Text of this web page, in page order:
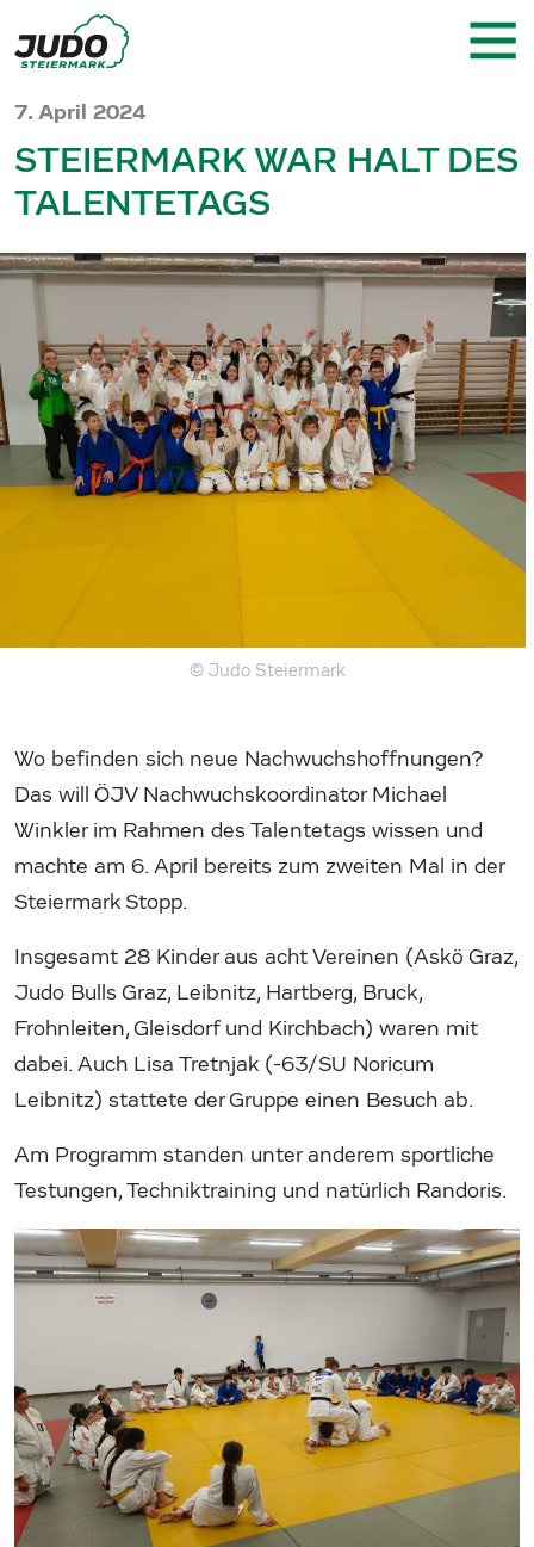
7. April 2024
STEIERMARK WAR HALT DES
TALENTETAGS
© Judo Steiermark
Wo befinden sich neue Nachwuchshoffnungen?
Das will ÖJV Nachwuchskoordinator Michael
Winkler im Rahmen des Talentetags wissen und
machte am 6. April bereits zum zweiten Mal in der
Steiermark Stopp.
Insgesamt 28 Kinder aus acht Vereinen (Askö Graz,
Judo Bulls Graz, Leibnitz, Hartberg, Bruck,
Frohnleiten, Gleisdorf und Kirchbach) waren mit
dabei. Auch Lisa Tretnjak (-63/SU Noricum
Leibnitz) stattete der Gruppe einen Besuch ab.
Am Programm standen unter anderem sportliche
Testungen, Techniktraining und natürlich Randoris.